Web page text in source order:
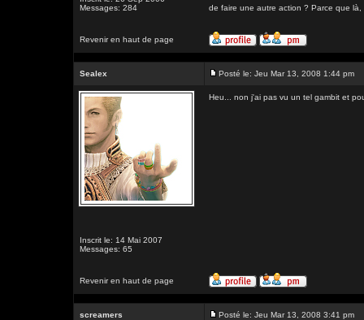
Messages: 284
de faire une autre action ? Parce que
Revenir en haut de page
Sealex Posté le: Jeu Mar 13, 2008 1:44 pm
Inscrit le: 14 Mai 2007
Messages: 65
Heu... non j'ai pas vu un tel gambit et
Revenir en haut de page
screamers Posté le: Jeu Mar 13, 2008 3:41 pm